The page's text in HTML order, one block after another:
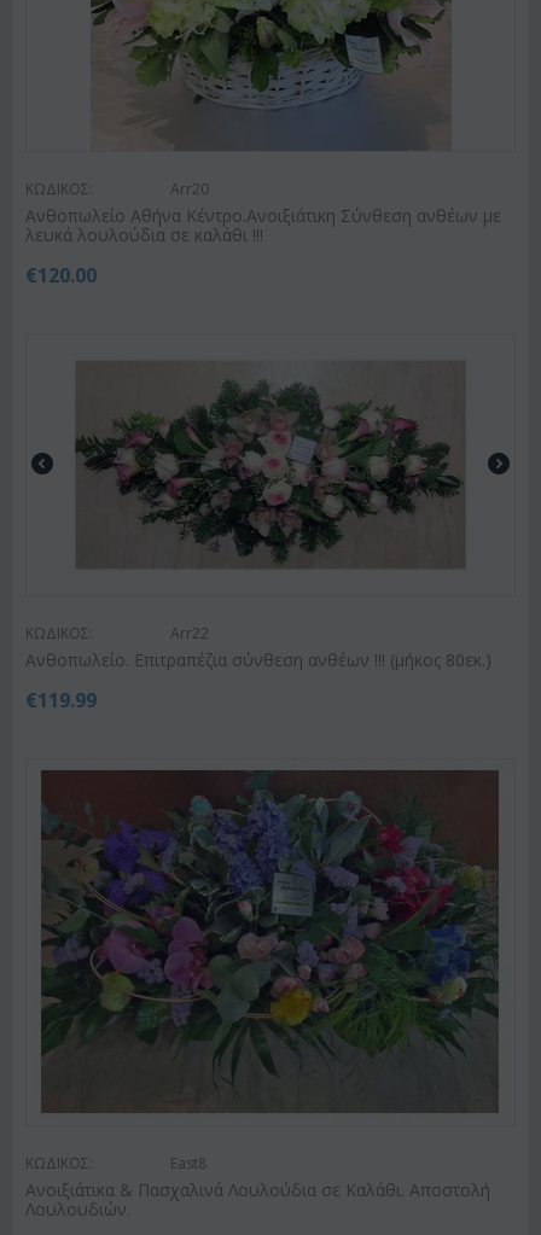
ΚΩΔΙΚΟΣ: Arr20
Ανθοπωλείο Αθήνα Κέντρο.Ανοιξιάτικη Σύνθεση ανθέων με
λευκά λουλούδια σε καλάθι !!!
€120.00
ΚΩΔΙΚΟΣ: Arr22
Ανθοπωλείο. Επιτραπέζια σύνθεση ανθέων !!! (μήκος 80εκ.)
€119.99
ΚΩΔΙΚΟΣ: East8
Ανοιξιάτικα & Πασχαλινά Λουλούδια σε Καλάθι. Αποστολή
Λουλουδιών.